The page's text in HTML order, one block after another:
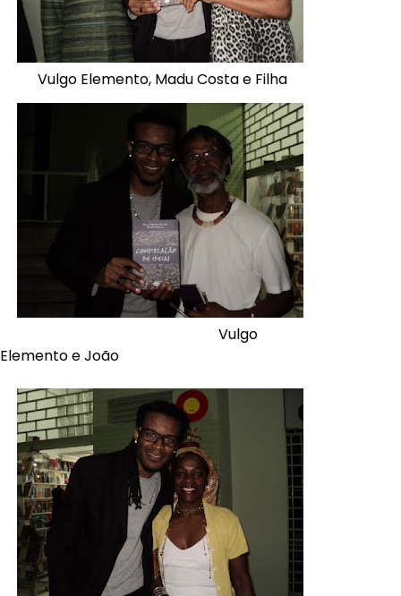
Vulgo Elemento, Madu Costa e Filha
Vulgo
Elemento e João